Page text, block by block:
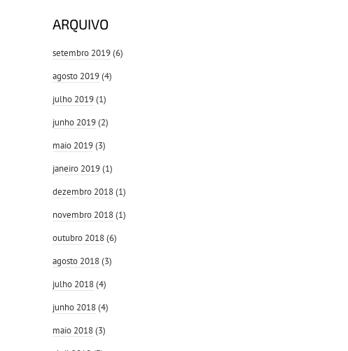
ARQUIVO
setembro 2019(6)
agosto 2019(4)
julho 2019(1)
junho 2019(2)
maio 2019(3)
janeiro 2019(1)
dezembro 2018(1)
novembro 2018(1)
outubro 2018(6)
agosto 2018(3)
julho 2018(4)
junho 2018(4)
maio 2018(3)